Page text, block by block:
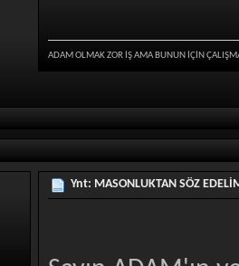
ADAM OLMAK ZOR İŞ AMA BUNUN İÇİN
Ynt: MASONLUKTAN SÖZ